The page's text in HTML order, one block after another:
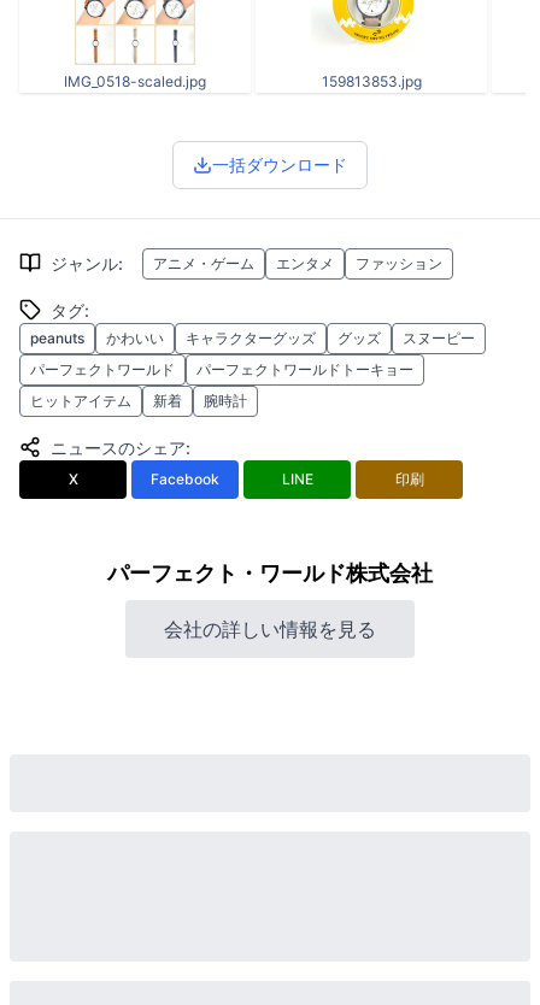
IMG_0518-scaled.jpg 159813853.jpg
一括ダウンロード
ジャンル: アニメ・ゲーム エンタメ ファッション
タグ:
peanuts かわいい キャラクターグッズ グッズ
スヌーピー
パーフェクトワールド
パーフェクトワールドトーキョー
ヒットアイテム
新着 腕時計
ニュースのシェア:
X Facebook LINE 印刷
パーフェクト・ワールド株式会社
会社の詳しい情報を見る